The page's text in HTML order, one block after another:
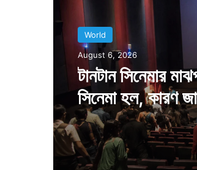
World
August 6, 2026
টানটান সিনেমার
সিনেমা হল, কারণ
World
August 5, 2026
হিমবাহ গলে বেরিয়ে
রং করা হয়েছিল,